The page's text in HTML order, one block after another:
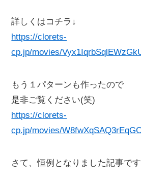
詳しくはコチラ↓
https://clorets-
cp.jp/movies/
もう１パターンも作ったので
是非ご覧ください(笑)
https://clorets-
cp.jp/movies/
さて、恒例となりました記事です